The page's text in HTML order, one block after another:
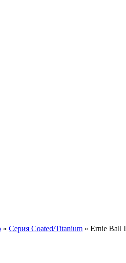
» Серия Coated/Titanium » Ernie Ball